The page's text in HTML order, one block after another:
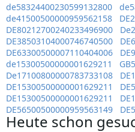
de58324400230599132800
de41500500000959562158
DE80212700240233496900
DE38503104000746740500
DE63300500007110404006
de15300500000001629211
De17100800000783733108
DE15300500000001629211
DE15300500000001629211
DE56500500000959563149
Heute schon